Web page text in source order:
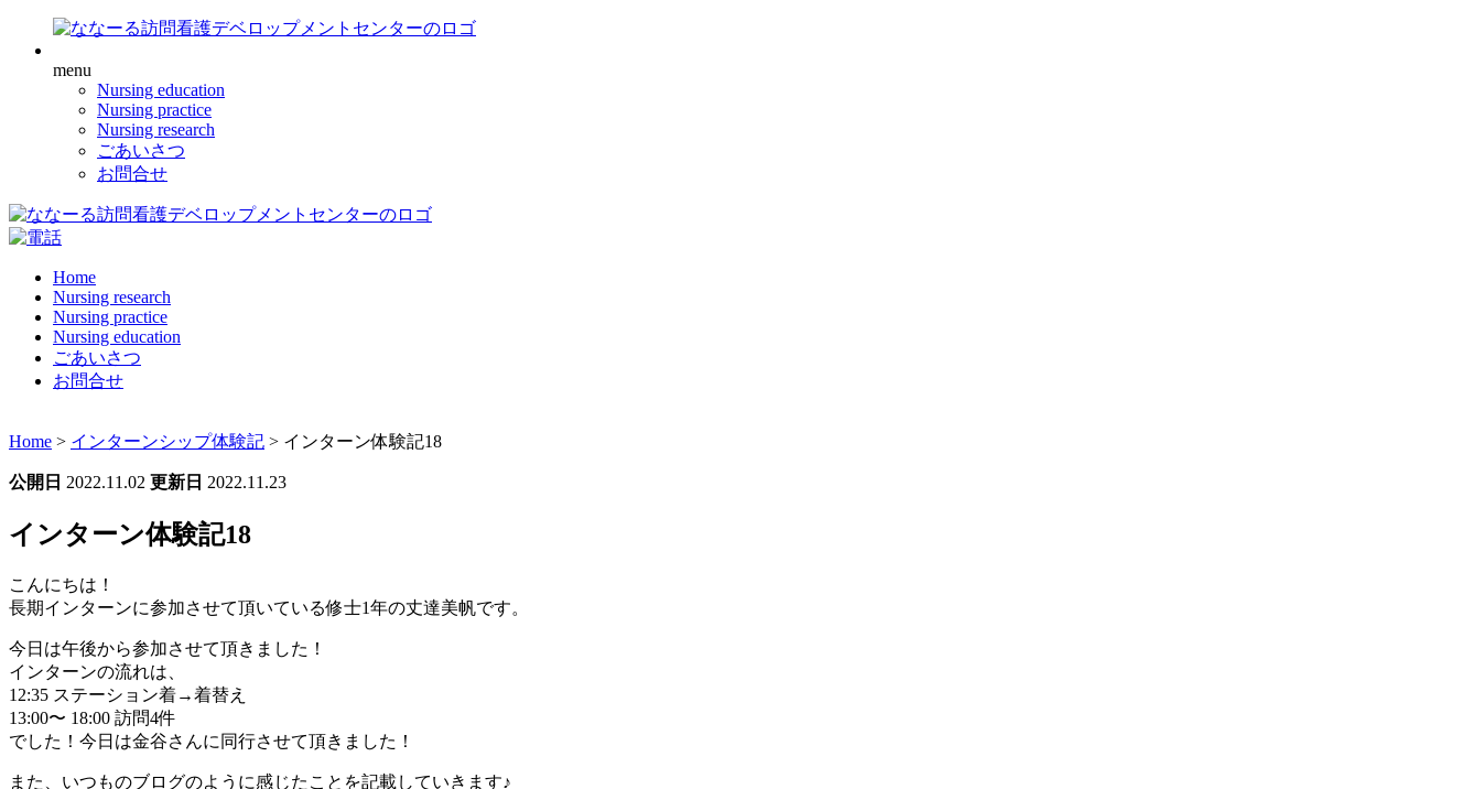
menu
Nursing education
Nursing practice
Nursing research
ごあいさつ
お問合せ
Home
Nursing research
Nursing practice
Nursing education
ごあいさつ
お問合せ
Home > インターンシップ体験記 > インターン体験記18
公開日 2022.11.02 更新日 2022.11.23
インターン体験記18
こんにちは！
長期インターンに参加させて頂いている修士1年の丈達美帆です。
今日は午後から参加させて頂きました！
インターンの流れは、
12:35 ステーション着→着替え
13:00〜 18:00 訪問4件
でした！今日は金谷さんに同行させて頂きました！
また、いつものブログのように感じたことを記載していきます♪